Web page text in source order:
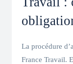
La procédure
France Travail.